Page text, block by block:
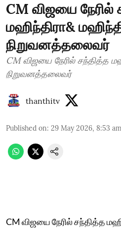
CM விஜயை நேரில்
மஹிந்திரா&
நிறுவனத்தலைவர்
CM விஜயை நேரில் சந்தித்த
நிறுவனத்தலைவர்
thanthitv
Published on: 29 May 2026, 8:53 am
CM விஜயை நேரில் சந்தித்த